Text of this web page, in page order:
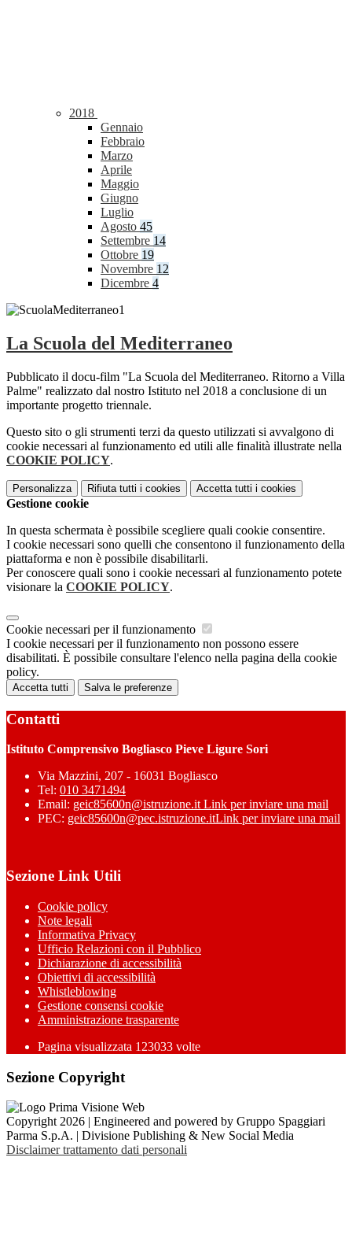
2018
Gennaio
Febbraio
Marzo
Aprile
Maggio
Giugno
Luglio
Agosto 45
Settembre 14
Ottobre 19
Novembre 12
Dicembre 4
La Scuola del Mediterraneo
Pubblicato il docu-film "La Scuola del Mediterraneo. Ritorno a Villa
Palme" realizzato dal nostro Istituto nel 2018 a conclusione di un
importante progetto triennale.
Questo sito o gli strumenti terzi da questo utilizzati si avvalgono di
cookie necessari al funzionamento ed utili alle finalità illustrate nella
COOKIE POLICY.
Personalizza Rifiuta tutti i cookies Accetta tutti i cookies
Gestione cookie
In questa schermata è possibile scegliere quali cookie consentire.
I cookie necessari sono quelli che consentono il funzionamento della
piattaforma e non è possibile disabilitarli.
Per conoscere quali sono i cookie necessari al funzionamento potete
visionare la COOKIE POLICY.
Cookie necessari per il funzionamento
I cookie necessari per il funzionamento non possono essere
disabilitati. È possibile consultare l'elenco nella pagina della cookie
policy.
Accetta tutti Salva le preferenze
Contatti
Istituto Comprensivo Bogliasco Pieve Ligure Sori
Via Mazzini, 207 - 16031 Bogliasco
Tel: 010 3471494
Email: geic85600n@istruzione.it Link per inviare una mail
PEC: geic85600n@pec.istruzione.itLink per inviare una mail
Sezione Link Utili
Cookie policy
Note legali
Informativa Privacy
Ufficio Relazioni con il Pubblico
Dichiarazione di accessibilità
Obiettivi di accessibilità
Whistleblowing
Gestione consensi cookie
Amministrazione trasparente
Pagina visualizzata 123033 volte
Sezione Copyright
Copyright 2026 | Engineered and powered by Gruppo Spaggiari
Parma S.p.A. | Divisione Publishing & New Social Media
Disclaimer trattamento dati personali